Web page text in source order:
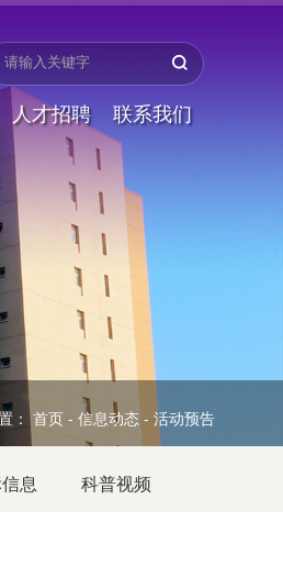
人才招聘 联系我们
：首页 - 信息动态 - 活动预告
息 科普视频